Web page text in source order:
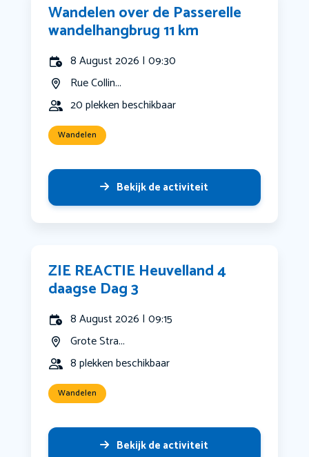
Wandelen over de Passerelle
wandelhangbrug 11 km
8 August 2026 | 09:30
Rue Collin...
20 plekken beschikbaar
Wandelen
Bekijk de activiteit
ZIE REACTIE Heuvelland 4
daagse Dag 3
8 August 2026 | 09:15
Grote Stra...
8 plekken beschikbaar
Wandelen
Bekijk de activiteit